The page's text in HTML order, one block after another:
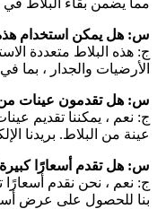
مما يضمن بقاء البلاط
س: هل يمكن استخدام هذه
ج: هذه البلاط متعددة
الأرضيات والجدار ، بما
س: هل تقدمون عينات من
ج: نعم ، يمكننا تقديم
عينة من البلاط. بريدنا
س: هل تقدم أسعارًا كبيرة
ج: نعم ، نحن نقدم أسعارًا
بنا للحصول على عرض